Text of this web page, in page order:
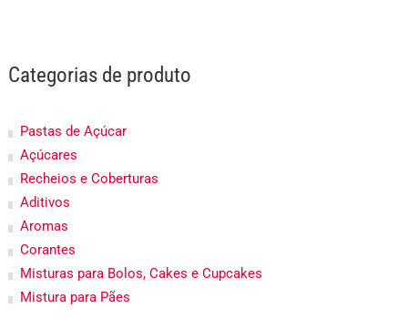
Categorias de produto
Pastas de Açúcar
Açúcares
Recheios e Coberturas
Aditivos
Aromas
Corantes
Misturas para Bolos, Cakes e Cupcakes
Mistura para Pães